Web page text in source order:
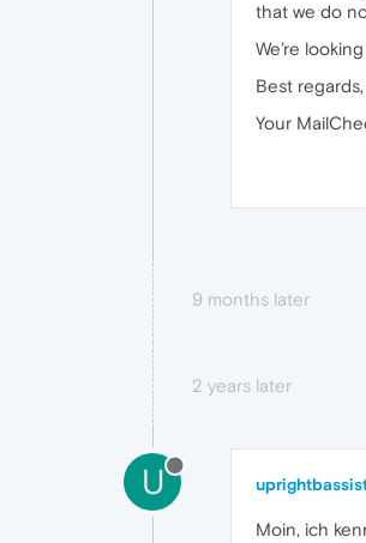
that we do
We’re
Best regards,
Your
9 months later
2 years later
U
Moin, ich